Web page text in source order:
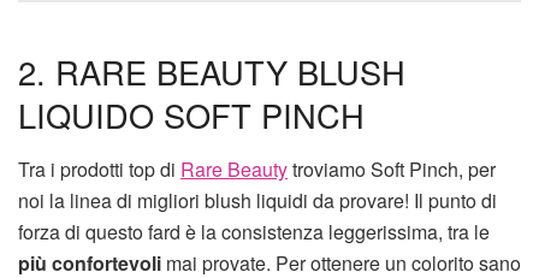
2. RARE BEAUTY BLUSH
LIQUIDO SOFT PINCH
Tra i prodotti top di Rare Beautytroviamo Soft Pinch, per
noi la linea di migliori blush liquidi da provare! Il punto di
forza di questo fard è la consistenza leggerissima, tra le
più confortevoli mai provate. Per ottenere un colorito sano